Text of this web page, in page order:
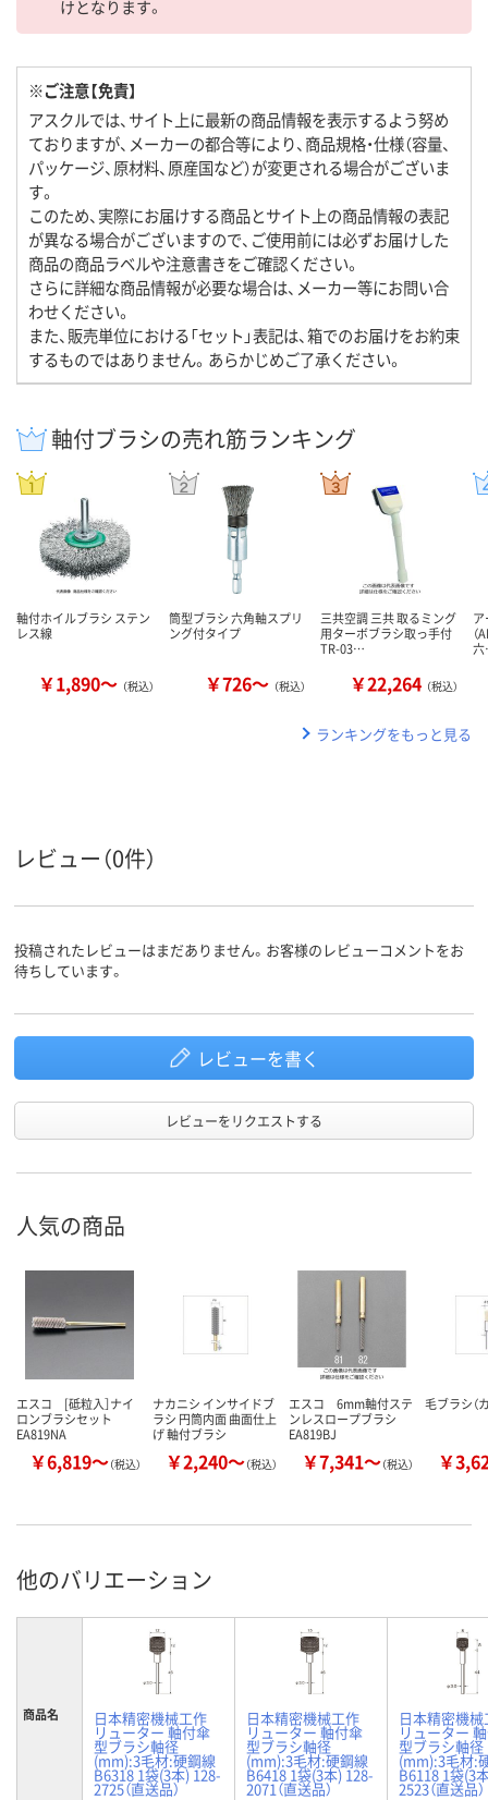
けとなります。
※ご注意【免責】
アスクルでは、サイト上に最新の商品情報を表示するよう努め
ておりますが、メーカーの都合等により、商品規格・仕様（容量、
パッケージ、原材料、原産国など）が変更される場合がございま
す。
このため、実際にお届けする商品とサイト上の商品情報の表記
が異なる場合がございますので、ご使用前には必ずお届けした
商品の商品ラベルや注意書きをご確認ください。
さらに詳細な商品情報が必要な場合は、メーカー等にお問い合
わせください。
また、販売単位における「セット」表記は、箱でのお届けをお約束
するものではありません。あらかじめご了承ください。
軸付ブラシの売れ筋ランキング
軸付ホイルブラシ ステン
レス線
￥1,890～ （税込）
筒型ブラシ 六角軸スプリ
ング付タイプ
￥726～ （税込）
三共空調 三共 取るミング
用ターボブラシ取っ手付
TR-03…
￥22,264 （税込）
（
ランキングをもっと見る
レビュー（0件）
投稿されたレビューはまだありません。お客様のレビューコメントをお
待ちしています。
レビューを書く
レビューをリクエストする
人気の商品
エスコ [砥粒入］ナイ
ロンブラシセット
EA819NA
￥6,819～（税込）
ナカニシ インサイドブ
ラシ 円筒内面 曲面仕上
げ 軸付ブラシ
￥2,240～（税込）
エスコ 6mm軸付ステ
ンレスロープブラシ
EA819BJ
￥7,341～（税込）
毛ブラシ（
￥
他のバリエーション
商品名 日本精密機械工作
リューター 軸付傘
型ブラシ軸径
(mm):3毛材:硬鋼線
B6318 1袋(3本) 128-
2725（直送品）
日本精密機械工作
リューター 軸付傘
型ブラシ軸径
(mm):3毛材:硬鋼線
B6418 1袋(3本) 128-
2071（直送品）
日本精密機械
リューター
型ブラシ軸径
(mm):3毛材:
B6118 1袋(3
2523（直送品）